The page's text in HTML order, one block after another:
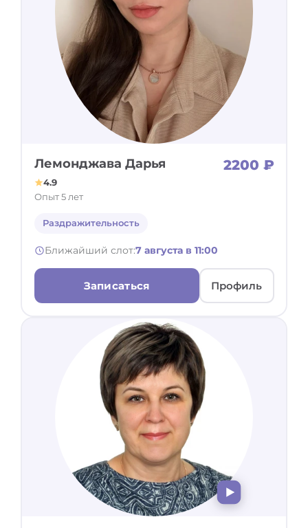
Лемонджава Дарья 2200 ₽
4.9
Опыт 5 лет
Раздражительность
Ближайший слот:7 августа в 11:00
Записаться Профиль